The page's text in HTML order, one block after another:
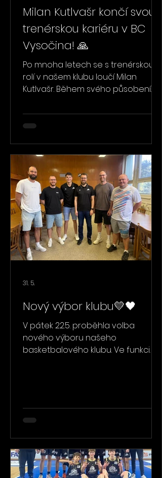
Milan Kutlvašr končí svou
trenérskou kariéru v BC
Vysočina! 🙏
Po mnoha letech se s trenérskou
rolí v našem klubu loučí Milan
Kutlvašr. Během svého působení
předával jim nejen basketbalové
dovednosti, ale také hodnoty, které
vedl společně s Petrem Rokosem
jednu hráčskou generaci od
kategorie U10 až do U15. Byl tak
součástí jejich basketbalových
začátků, sportovního růstu i mnoha
nezapomenutelných zážitků. Nyní
se rozhodl své působení u BC Vys
Nový výbor klubu💛🖤
V pátek 22.5. proběhla volba
nového výboru našeho
basketbalového klubu. Ve funkci
Tomáš Kopečný a Michal Sedmík.🙂
Rádi bychom zároveň poděkovali
Petrovi Rokosovi a Pavlu Číhovi za
jejich dosavadní práci a nasazení
ve výboru – jejich působení tímto
končí.🙏
31. 5.